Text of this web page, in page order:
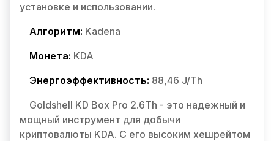
установке и использовании.
Алгоритм: Kadena
Монета: KDA
Энергоэффективность: 88,46 J/Th
Goldshell KD Box Pro 2.6Th - это надежный и
мощный инструмент для добычи
криптовалюты KDA. С его высоким хешрейтом